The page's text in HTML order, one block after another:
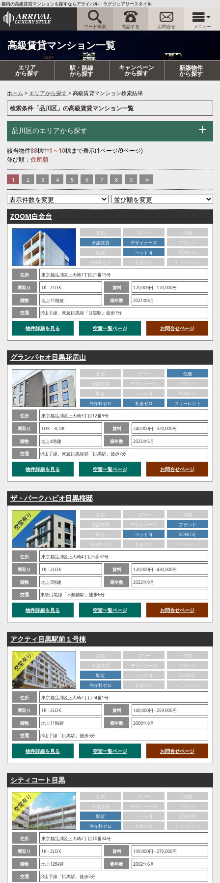
都内の高級賃貸マンションを探すならアライバル・ラグジュアリースタイル
ワード検索 電話する お問合せ メニュー
高級賃貸マンション一覧
エリア
から探す
駅・路線
から探す
キャンペーン
から探す
新築物件
から探す
ホーム エリアから探す 高級賃貸マンション検索結果
検索条件「品川区」の高級賃貸マンション一覧
品川区のエリアから探す
該当物件88棟中1～10棟まで表示(1ページ/9ページ)
並び順： 住所順
1 2 3 4 5 6 7 8 9 >>
ZOOM白金台
新築 タワー
低層
分譲賃貸
デザイナーズ
ブランド
駅近
ペット可
SOHO可
仲介料ゼロ
礼金ゼロ
フリーレント
住所
東京都品川区上大崎1丁目21番15号
間取り
1K - 2LDK 賃料
120,000円 - 170,000円
階数
地上11階建 築年数
2021年8月
交通
JR山手線、東急目黒線「目黒駅」徒歩7分
物件詳細を見る 空室一覧ページ お問合せページ
グランパセオ目黒花房山
新築 タワー
低層
分譲賃貸
デザイナーズ
ブランド
駅近
ペット可
SOHO可
仲介料ゼロ
礼金ゼロ
フリーレント
住所
東京都品川区上大崎3丁目12番9号
間取り
1DK - 3LDK 賃料
240,000円 - 320,000円
階数
地上4階建 築年数
2025年5月
交通
JR山手線、東急目黒線都「目黒駅」徒歩7分
物件詳細を見る 空室一覧ページ お問合せページ
ザ・パークハビオ目黒桜邸
新築 タワー
低層
分譲賃貸
デザイナーズ
ブランド
駅近
ペット可
SOHO可
仲介料ゼロ
礼金ゼロ
フリーレント
住所
東京都品川区上大崎4丁目5番37号
間取り
1K - 2LDK 賃料
120,000円 - 430,000円
階数
地上7階建 築年数
2022年9月
交通
東急目黒線「不動前駅」徒歩6分
物件詳細を見る 空室一覧ページ お問合せページ
アクティ目黒駅前１号棟
新築 タワー
低層
分譲賃貸
デザイナーズ
ブランド
駅近
ペット可
SOHO可
仲介料ゼロ
礼金ゼロ
フリーレント
住所
東京都品川区上大崎2丁目24番1号
間取り
1R - 2LDK 賃料
140,000円 - 259,000円
階数
地上11階建 築年数
2000年8月
交通
JR山手線「目黒駅」徒歩3分
物件詳細を見る 空室一覧ページ お問合せページ
シティコート目黒
新築 タワー
低層
分譲賃貸
デザイナーズ
ブランド
駅近
ペット可
SOHO可
仲介料ゼロ
礼金ゼロ
フリーレント
住所
東京都品川区上大崎2丁目10番34号
間取り
1K - 2LDK 賃料
149,000円 - 270,000円
階数
地上12階建 築年数
2002年6月
交通
JR山手線「目黒駅」徒歩2分